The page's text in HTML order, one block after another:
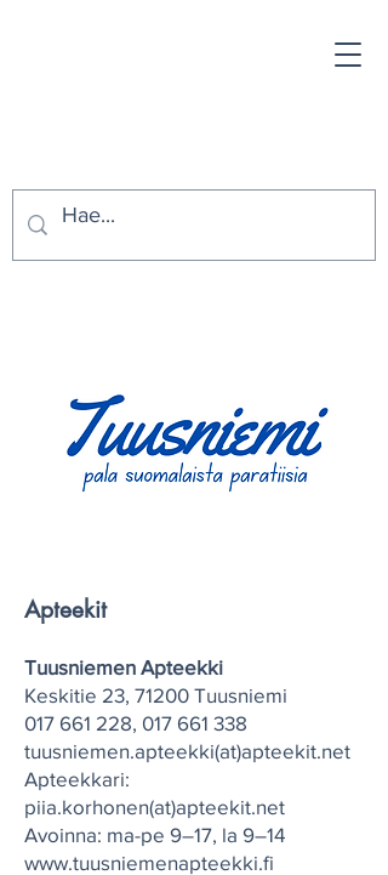
Apteekit
Tuusniemen Apteekki
Keskitie 23, 71200 Tuusniemi
017 661 228, 017 661 338
tuusniemen.apteekki(at)apteekit.net
Apteekkari:
piia.korhonen(at)apteekit.net
Avoinna: ma-pe 9–17, la 9–14
www.tuusniemenapteekki.fi